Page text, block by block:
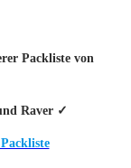
Packliste von
Raver ✓